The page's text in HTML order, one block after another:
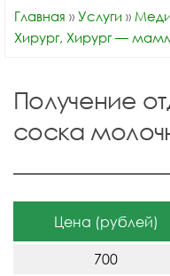
Главная » Услуги »
Хирург, Хирург —
Получение
соска
Цена (рублей)
700